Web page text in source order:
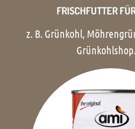
FRISCHFUTTER
z. B. Grünkohl,